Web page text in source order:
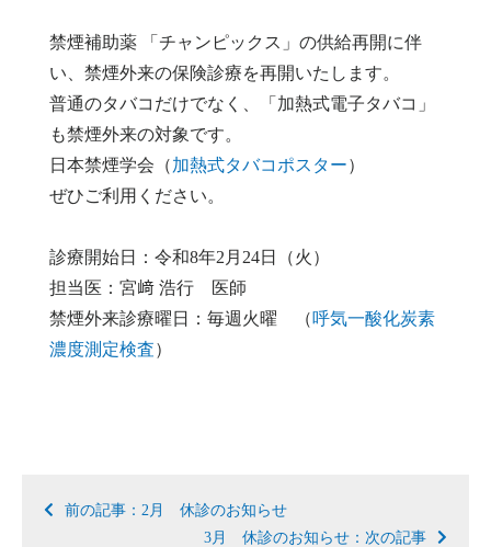
禁煙補助薬 「チャンピックス」の供給再開に伴
い、禁煙外来の保険診療を再開いたします。
普通のタバコだけでなく、「加熱式電子タバコ」
も禁煙外来の対象です。
日本禁煙学会（加熱式タバコポスター）
ぜひご利用ください。
診療開始日：令和8年2月24日（火）
担当医：宮﨑 浩行 医師
禁煙外来診療曜日：毎週火曜 （呼気一酸化炭素
濃度測定検査）
前の記事：2月 休診のお知らせ
3月 休診のお知らせ：次の記事